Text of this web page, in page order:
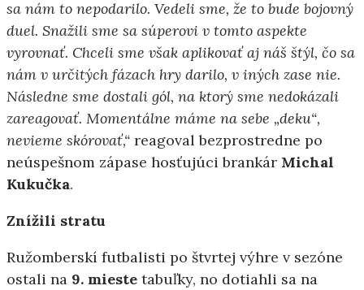
sa nám to nepodarilo. Vedeli sme, že to bude bojovný
duel. Snažili sme sa súperovi v tomto aspekte
vyrovnať. Chceli sme však aplikovať aj náš štýl, čo sa
nám v určitých fázach hry darilo, v iných zase nie.
Následne sme dostali gól, na ktorý sme nedokázali
zareagovať. Momentálne máme na sebe „deku“,
nevieme skórovať,“ reagoval bezprostredne po
neúspešnom zápase hosťujúci brankár Michal
Kukučka.
Znížili stratu
Ružomberskí futbalisti po štvrtej výhre v sezóne
ostali na 9. mieste tabuľky, no dotiahli sa na